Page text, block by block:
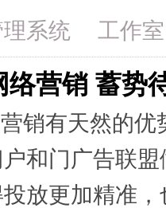
系统 工作室
营销 蓄势
销有天然的
和门广告联
放更加精准